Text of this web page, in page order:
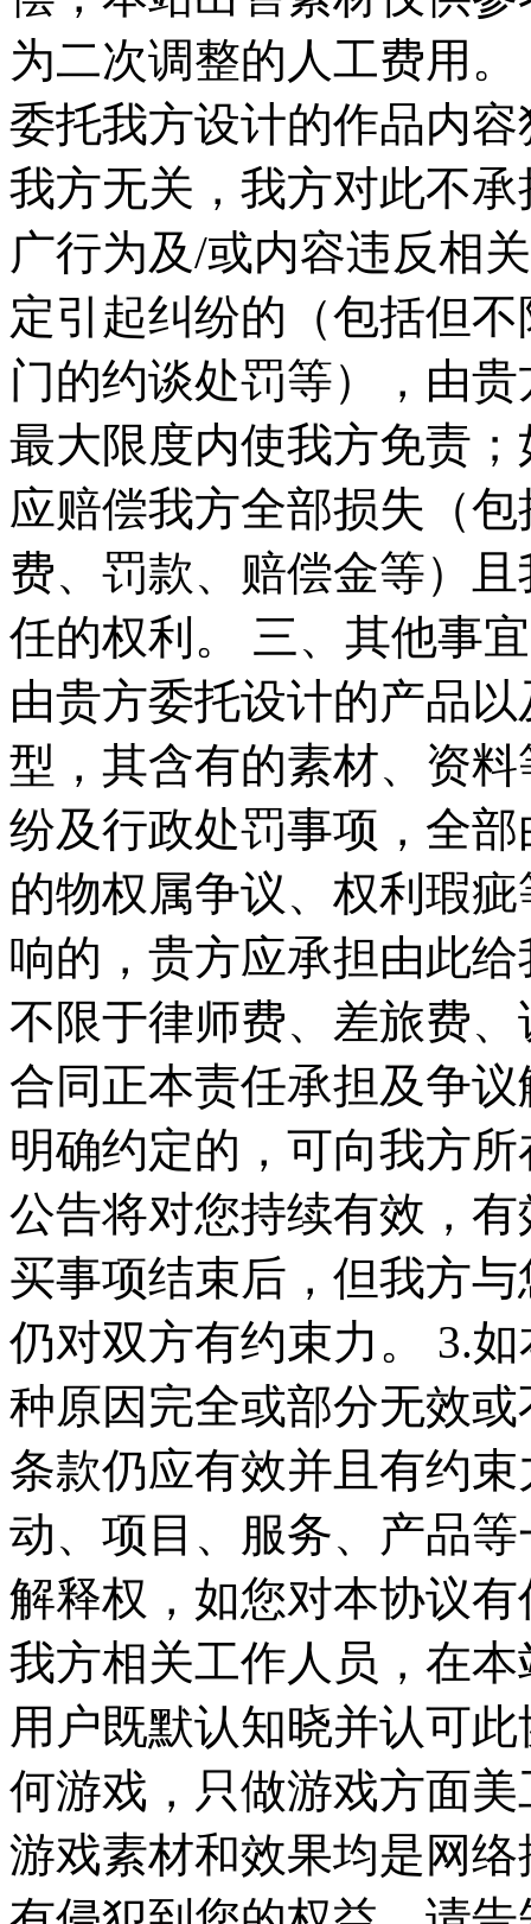
为二次调整的人工费用
委托我方设计的作品内
我方无关，我方对此不
广行为及/或内容违反相
定引起纠纷的（包括但
门的约谈处罚等），由
最大限度内使我方免责
应赔偿我方全部损失（
费、罚款、赔偿金等）
任的权利。 三、其他事
由贵方委托设计的产品
型，其含有的素材、资
纷及行政处罚事项，全
的物权属争议、权利瑕
响的，贵方应承担由此
不限于律师费、差旅费
合同正本责任承担及争
明确约定的，可向我方
公告将对您持续有效，
买事项结束后，但我方
仍对双方有约束力。 3.
种原因完全或部分无效
条款仍应有效并且有约
动、项目、服务、产品
解释权，如您对本协议
我方相关工作人员，在
用户既默认知晓并认可
何游戏，只做游戏方面
游戏素材和效果均是网